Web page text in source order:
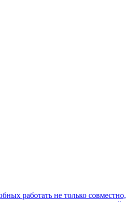
работать не только совместно,